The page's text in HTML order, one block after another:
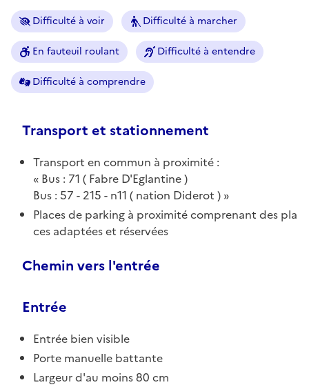
Difficulté à voir Difficulté à marcher
En fauteuil roulant Difficulté à entendre
Difficulté à comprendre
Transport et stationnement
Transport en commun à proximité :
Bus : 71 ( Fabre D'Eglantine )
Bus : 57 - 215 - n11 ( nation Diderot )
Places de parking à proximité comprenant des pla
ces adaptées et réservées
Chemin vers l'entrée
Entrée
Entrée bien visible
Porte manuelle battante
Largeur d'au moins 80 cm